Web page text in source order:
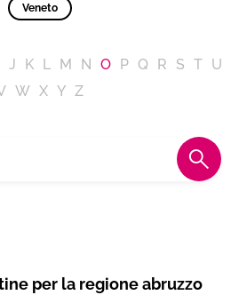
Veneto
J K L M N O P Q R S T U
W X Y Z
per la regione abruzzo